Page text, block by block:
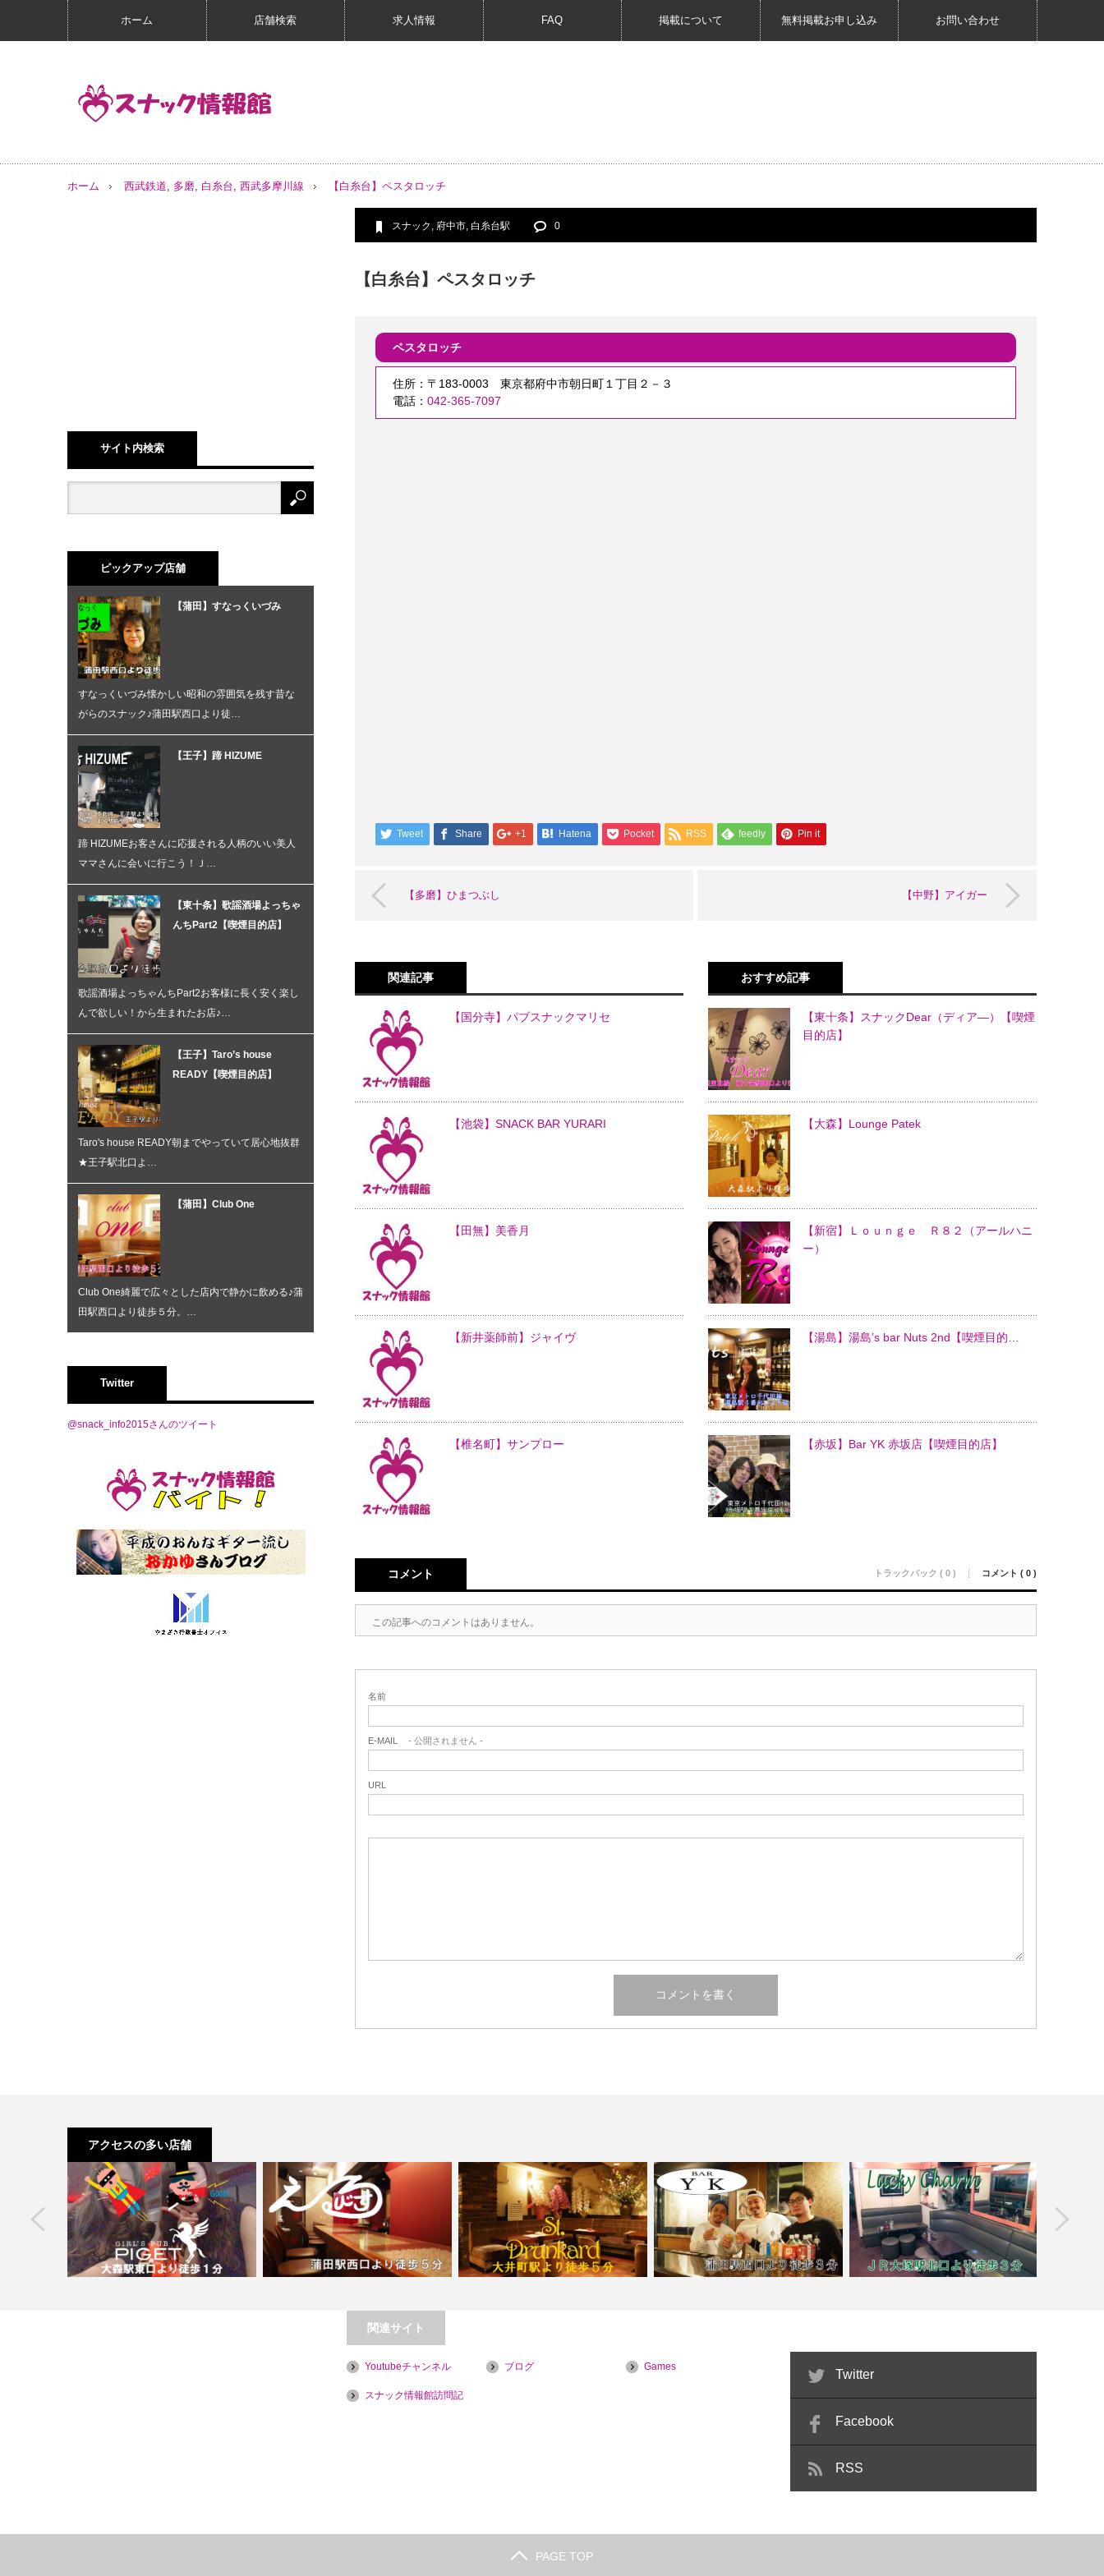
ホーム 店舗検索 求人情報 FAQ 掲載について 無料掲載お申し込み お問い合わせ
ホーム 西武鉄道, 多磨, 白糸台, 西武多摩川線 【白糸台】ペスタロッチ
スナック , 府中市, 白糸台駅 0
【白糸台】ペスタロッチ
ペスタロッチ
住所：〒183-0003 東京都府中市朝日町１丁目２－３
電話： 042-365-7097
Tweet Share +1 Hatena Pocket RSS feedly Pin it
【多磨】ひまつぶし 【中野】アイガー
関連記事
【国分寺】パブスナックマリセ
【池袋】SNACK BAR YURARI
【田無】美香月
【新井薬師前】ジャイヴ
【椎名町】サンプロー
おすすめ記事
【東十条】スナックDear（ディア―）【喫煙
目的店】
【大森】Lounge Patek
【新宿】Ｌｏｕｎｇｅ Ｒ８２（アールハニ
ー）
【湯島】湯島’s bar Nuts 2nd【喫煙目的…
【赤坂】Bar YK 赤坂店【喫煙目的店】
コメント トラックバック ( 0 ) コメント ( 0 )
この記事へのコメントはありません。
名前
E-MAIL - 公開されません -
URL
サイト内検索
ピックアップ店舗
【蒲田】すなっくいづみ
すなっくいづみ懐かしい昭和の雰囲気を残す昔な
がらのスナック♪蒲田駅西口より徒…
【王子】蹄 HIZUME
蹄 HIZUMEお客さんに応援される人柄のいい美人
ママさんに会いに行こう！Ｊ…
【東十条】歌謡酒場よっちゃ
んちPart2【喫煙目的店】
歌謡酒場よっちゃんちPart2お客様に長く安く楽し
んで欲しい！から生まれたお店♪…
【王子】Taro’s house
READY【喫煙目的店】
Taro's house READY朝までやっていて居心地抜群
★王子駅北口よ…
【蒲田】Club One
Club One綺麗で広々とした店内で静かに飲める♪蒲
田駅西口より徒歩５分。…
Twitter
@snack_info2015さんのツイート
アクセスの多い店舗
【蒲田】酒処 えるびす 【蒲田】Bar YK【喫煙目的店】 【大塚】Ｌｕｃｋｙ Ｃｈａｒｍ
関連サイト
Youtubeチャンネル ブログ Games
スナック情報館訪問記
Twitter
Facebook
RSS
PAGE TOP